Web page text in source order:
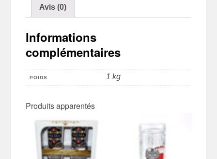
Avis (0)
Informations
complémentaires
POIDS 1 kg
Produits apparentés